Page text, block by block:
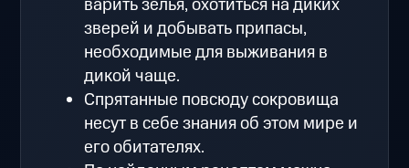
варить зелья, охотиться на диких
зверей и добывать припасы,
необходимые для выживания в
дикой чаще.
Спрятанные повсюду сокровища
несут в себе знания об этом мире и
его обитателях.